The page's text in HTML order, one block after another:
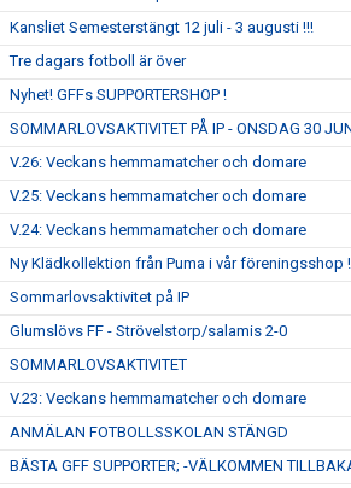
Kansliet Semesterstängt 12 juli - 3 augusti !!!
Tre dagars fotboll är över
Nyhet! GFFs SUPPORTERSHOP !
SOMMARLOVSAKTIVITET PÅ IP - ONSDAG 30
V.26: Veckans hemmamatcher och domare
V.25: Veckans hemmamatcher och domare
V.24: Veckans hemmamatcher och domare
Ny Klädkollektion från Puma i vår föreningsshop
Sommarlovsaktivitet på IP
Glumslövs FF - Strövelstorp/salamis 2-0
SOMMARLOVSAKTIVITET
V.23: Veckans hemmamatcher och domare
ANMÄLAN FOTBOLLSSKOLAN STÄNGD
BÄSTA GFF SUPPORTER; -VÄLKOMMEN